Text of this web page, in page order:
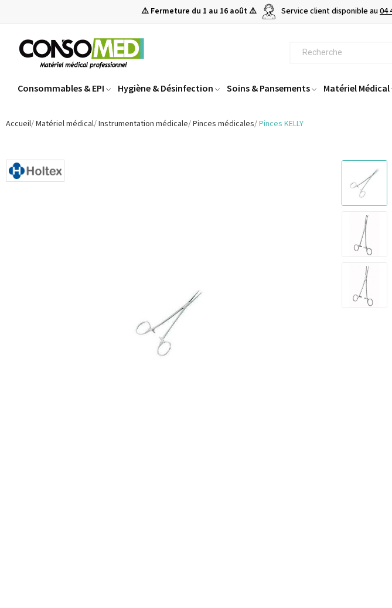
⚠️ Fermeture du 1 au 16 août ⚠️ Service client disponible au04
Consommables & EPI Hygiène & Désinfection Soins & Pansements Matériel Médical
Accueil Matériel médical Instrumentation médicale Pinces médicales Pinces KELLY